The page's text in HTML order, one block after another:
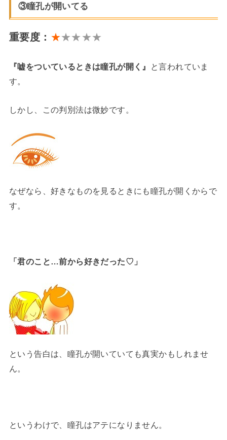
③瞳孔が開いてる
重要度： ★★★★★
『嘘をついているときは瞳孔が開く』
と言われていま
す。
しかし、この判別法は微妙です。
なぜなら、好きなものを見るときにも瞳孔が開くからで
す。
「君のこと…前から好きだった♡」
という告白は、瞳孔が開いていても真実かもしれませ
ん。
というわけで、瞳孔はアテになりません。